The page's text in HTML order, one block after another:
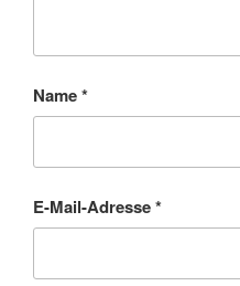
Name*
E-Mail-Adresse*